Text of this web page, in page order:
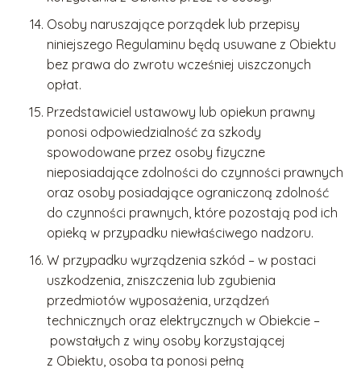
Osoby naruszające porządek lub przepisy
niniejszego Regulaminu będą usuwane z Obiektu
bez prawa do zwrotu wcześniej uiszczonych
opłat.
Przedstawiciel ustawowy lub opiekun prawny
ponosi odpowiedzialność za szkody
spowodowane przez osoby fizyczne
nieposiadające zdolności do czynności prawnych
oraz osoby posiadające ograniczoną zdolność
do czynności prawnych, które pozostają pod ich
opieką w przypadku niewłaściwego nadzoru.
W przypadku wyrządzenia szkód – w postaci
uszkodzenia, zniszczenia lub zgubienia
przedmiotów wyposażenia, urządzeń
technicznych oraz elektrycznych w Obiekcie –
powstałych z winy osoby korzystającej
z Obiektu, osoba ta ponosi pełną